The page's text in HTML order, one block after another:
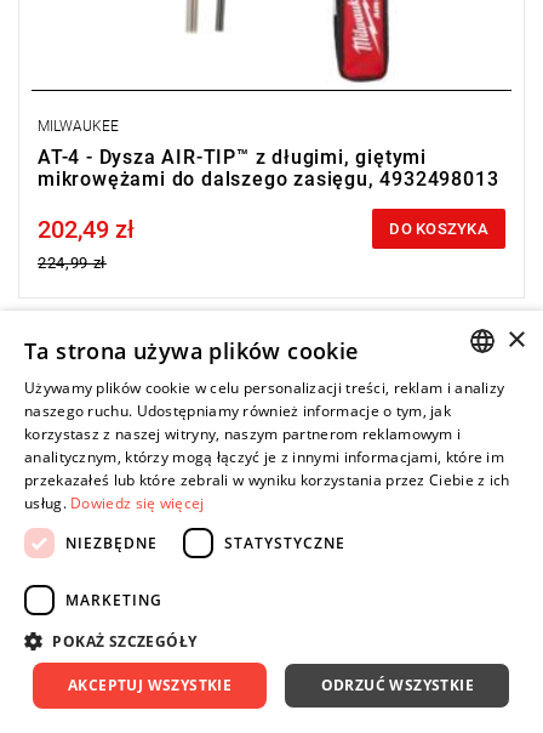
MILWAUKEE
AT-4 - Dysza AIR-TIP™ z długimi, giętymi
mikrowężami do dalszego zasięgu, 4932498013
Price tax included
202,49 zł
224,99 zł
DO KOSZYKA
-10%
ENGLISH
×
Ta strona używa plików cookie
Używamy plików cookie w celu personalizacji treści, reklam i analizy
naszego ruchu. Udostępniamy również informacje o tym, jak
korzystasz z naszej witryny, naszym partnerom reklamowym i
analitycznym, którzy mogą łączyć je z innymi informacjami, które im
przekazałeś lub które zebrali w wyniku korzystania przez Ciebie z ich
usług. Dowiedz się więcej
NIEZBĘDNE
STATYSTYCZNE
MARKETING
POKAŻ SZCZEGÓŁY
AKCEPTUJ WSZYSTKIE ODRZUĆ WSZYSTKIE